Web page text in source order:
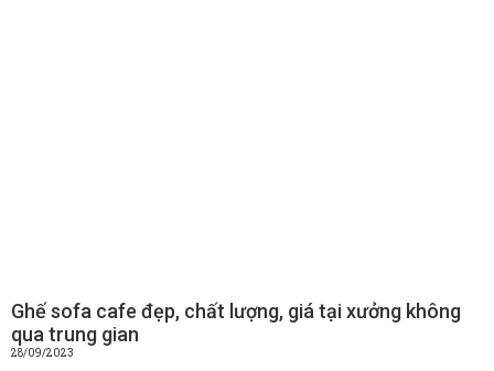
Ghế sofa cafe đẹp, chất lượng, giá tại xưởng không
qua trung gian
28/09/2023